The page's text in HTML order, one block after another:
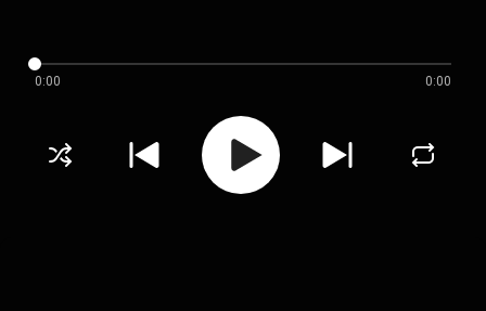
0:00 0:00